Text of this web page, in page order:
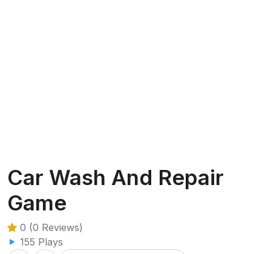
Car Wash And Repair
Game
0 (0 Reviews)
155 Plays